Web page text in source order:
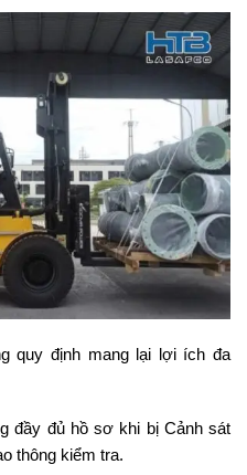
quy định mang lại lợi ích đa
đầy đủ hồ sơ khi bị Cảnh sát
thông kiểm tra.